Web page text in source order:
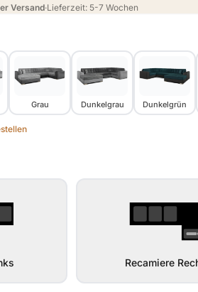
Versand·Lieferzeit: 5-7 Wochen
Grau Dunkelgrau Dunkelgrün
Recamiere